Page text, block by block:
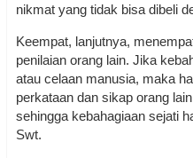
nikmat yang tidak bisa dibeli
Keempat, lanjutnya,
penilaian orang lain. Jika
atau celaan manusia, maka
perkataan dan sikap orang
sehingga kebahagiaan sejati
Swt.